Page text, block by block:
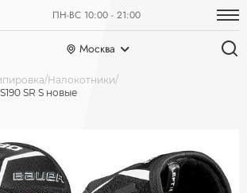
ПН-ВС 10:00 - 21:00
Москва
Налокотники
SR S новые